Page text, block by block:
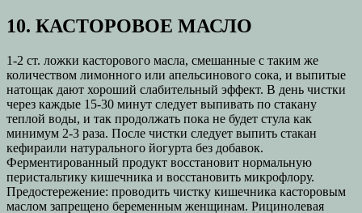
10. КАСТОРОВОЕ МАСЛО
1-2 ст. ложки касторового масла, смешанные с таким же
количеством лимонного или апельсинового сока, и выпитые
натощак дают хороший слабительный эффект. В день чистки
через каждые 15-30 минут следует выпивать по стакану
теплой воды, и так продолжать пока не будет стула как
минимум 2-3 раза. После чистки следует выпить стакан
кефираили натурального йогурта без добавок.
Ферментированный продукт восстановит нормальную
перистальтику кишечника и восстановить микрофлору.
Предостережение: проводить чистку кишечника касторовым
маслом запрещено беременным женщинам. Рицинолевая